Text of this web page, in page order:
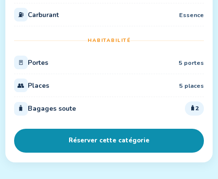
⛽ Carburant Essence
HABITABILITÉ
🚪 Portes 5 portes
👥 Places 5 places
🧳 Bagages soute 2
Réserver cette catégorie